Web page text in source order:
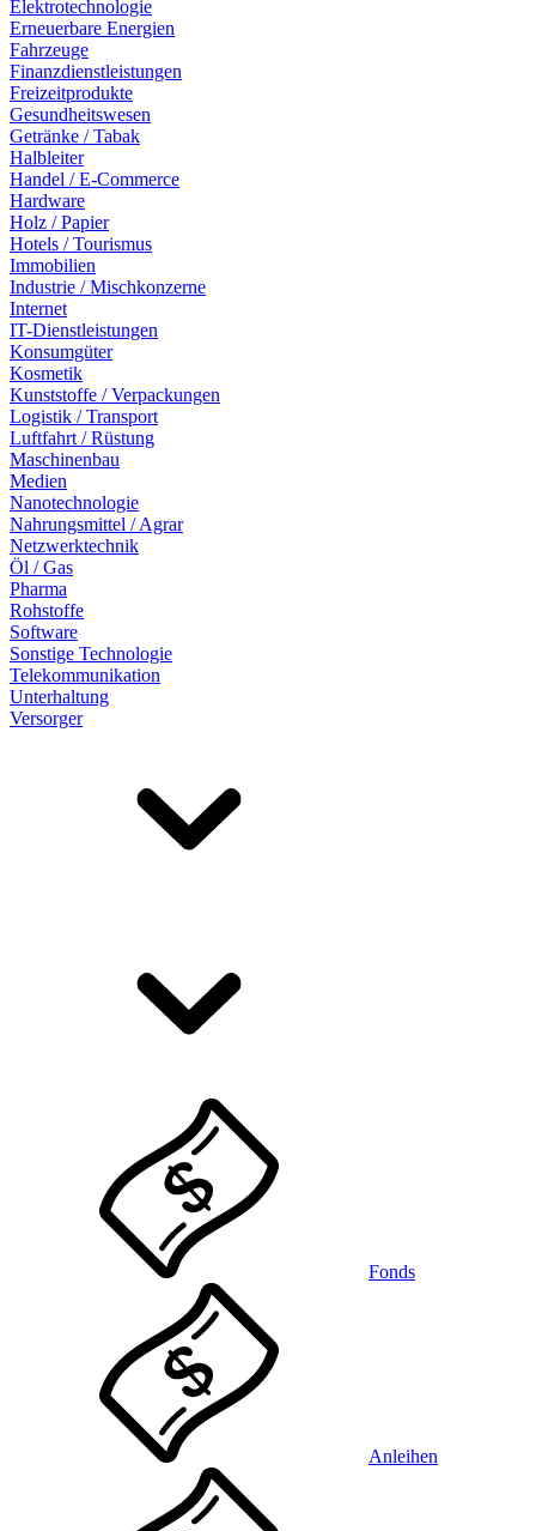
Elektrotechnologie
Erneuerbare Energien
Fahrzeuge
Finanzdienstleistungen
Freizeitprodukte
Gesundheitswesen
Getränke / Tabak
Halbleiter
Handel / E-Commerce
Hardware
Holz / Papier
Hotels / Tourismus
Immobilien
Industrie / Mischkonzerne
Internet
IT-Dienstleistungen
Konsumgüter
Kosmetik
Kunststoffe / Verpackungen
Logistik / Transport
Luftfahrt / Rüstung
Maschinenbau
Medien
Nanotechnologie
Nahrungsmittel / Agrar
Netzwerktechnik
Öl / Gas
Pharma
Rohstoffe
Software
Sonstige Technologie
Telekommunikation
Unterhaltung
Versorger
Fonds
Anleihen